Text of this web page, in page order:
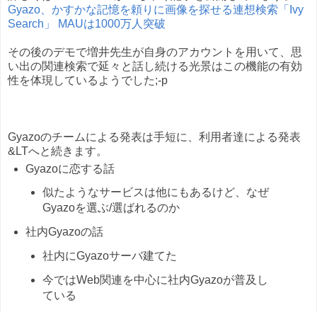
Gyazo、かすかな記憶を頼りに画像を探せる連想検索「Ivy
Search」 MAUは1000万人突破
その後のデモで増井先生が自身のアカウントを用いて、思
い出の関連検索で延々と話し続ける光景はこの機能の有効
性を体現しているようでした;-p
Gyazoのチームによる発表は手短に、利用者達による発表
&LTへと続きます。
Gyazoに恋する話
似たようなサービスは他にもあるけど、なぜ
Gyazoを選ぶ/選ばれるのか
社内Gyazoの話
社内にGyazoサーバ建てた
今ではWeb関連を中心に社内Gyazoが普及し
ている